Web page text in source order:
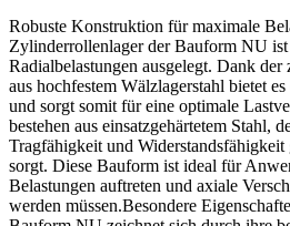
Robuste Konstruktion für maximale
Zylinderrollenlager der Bauform NU
Radialbelastungen ausgelegt. Dank
aus hochfestem Wälzlagerstahl bietet
und sorgt somit für eine optimale
bestehen aus einsatzgehärtetem Stahl,
Tragfähigkeit und Widerstandsfähigkeit
sorgt. Diese Bauform ist ideal für
Belastungen auftreten und axiale
werden müssen.Besondere